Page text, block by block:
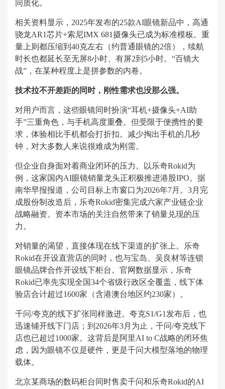
同质化。
相关资料显示，2025年发布的25款AI眼镜新品中，高通
骁龙AR1芯片+索尼IMX 681摄像头已成为标准模板。重
量上则都压缩到40克左右（约普通眼镜的2倍），续航
时长也都延长至无屏8小时、有屏2到5小时。“百镜大
战”，在某种程度上是拼参数的内卷。
技术拉不开差距的同时，刚性需求也没那么强。
对用户而言，这些眼镜同时扮演“耳机+摄像头+AI助
手”三重角色，与手机高度重叠。但受限于便携性的要
求，体验相比手机都会打折扣。减少掏出手机的几秒
钟，对大多数人来说很难成为刚需。
但企业自身面对着商业闭环的压力。以乐奇Rokid为
例，这家国内AI眼镜销量龙头正积极推进港股IPO。据
南华早报报道，公司目标上市窗口为2026年7月。3月完
成股份制改造后，乐奇Rokid密集完成六家产业链企业
战略融资。资本市场的关注自然带来了销量兑现的压
力。
对销量的渴望，直接体现在线下渠道的扩张上。乐奇
Rokid在开设直营店的同时，也与宝岛、吴良材等连锁
眼镜品牌合作开设线下柜台。官网数据显示，乐奇
Rokid已率先实现全国34个省级行政区全覆盖，线下体
验店合计超过1600家（含港澳台地区约230家）。
千问/夸克的线下扩张同样激进。夸克S1/G1发布后，也
迅速铺开线下门店；到2026年3月为止，千问/夸克线下
店也已超过1000家。这背后是阿里AI to C战略的闭环焦
虑，因为眼镜不仅是硬件，更是千问大模型落地的物理
载体。
北京某商场的数码柜台同时售卖千问和乐奇Rokid的AI